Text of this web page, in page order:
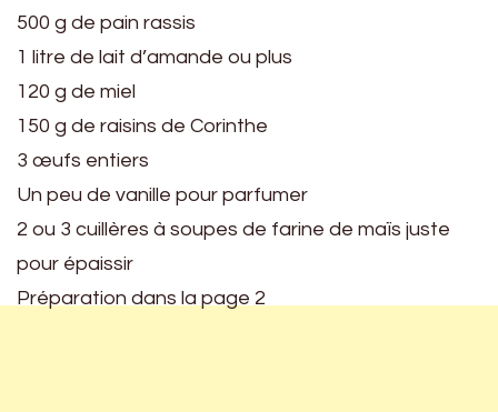
500 g de pain rassis
1 litre de lait d’amande ou plus
120 g de miel
150 g de raisins de Corinthe
3 œufs entiers
Un peu de vanille pour parfumer
2 ou 3 cuillères à soupes de farine de maïs juste
pour épaissir
Préparation dans la page 2